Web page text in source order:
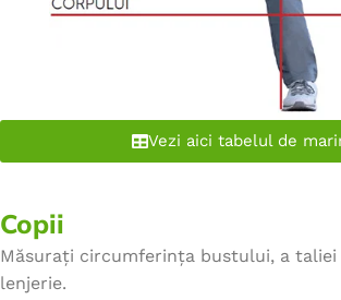
Vezi aici tabelul de
Copii
Măsurați circumferința bustului, a
lenjerie.